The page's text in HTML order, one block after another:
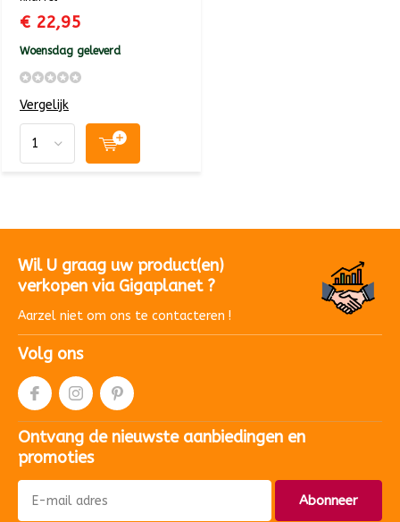
€ 22,95
Woensdag geleverd
Vergelijk
Wil U graag uw product(en)
verkopen via Gigaplanet ?
Aarzel niet om ons te contacteren !
Volg ons
Ontvang de nieuwste aanbiedingen en
promoties
Abonneer